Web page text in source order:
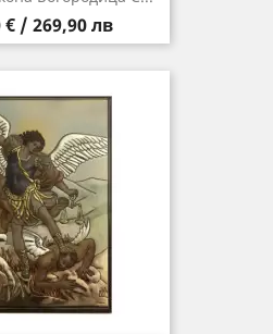
€ / 269,90 лв